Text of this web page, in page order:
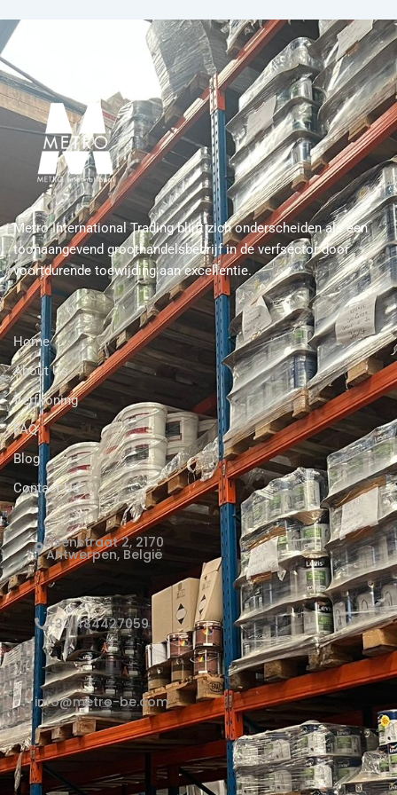
Metro International Trading blijft zich onderscheiden als een
toonaangevend groothandelsbedrijf in de verfsector door
voortdurende toewijding aan excellentie.
Home
About Us
Verfkoning
FAQ
Blog
Contact Us
Elsenstraat 2, 2170
Antwerpen, België
+32 484427059
info@metro-be.com